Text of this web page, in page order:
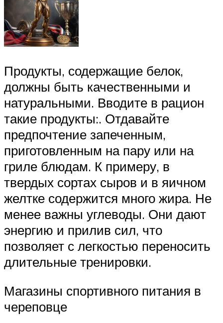
Продукты, содержащие белок,
должны быть качественными и
натуральными. Вводите в рацион
такие продукты:. Отдавайте
предпочтение запеченным,
приготовленным на пару или на
гриле блюдам. К примеру, в
твердых сортах сыров и в яичном
желтке содержится много жира. Не
менее важны углеводы. Они дают
энергию и прилив сил, что
позволяет с легкостью переносить
длительные тренировки.
Магазины спортивного питания в
череповце